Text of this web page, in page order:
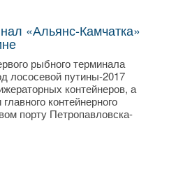
«Альянс-Камчатка»
рыбного терминала
лососевой путины-2017
контейнеров, а
контейнерного
порту Петропавловска-